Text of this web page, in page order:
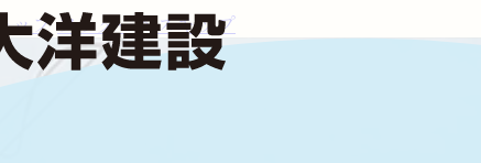
ップフッターへスキップ